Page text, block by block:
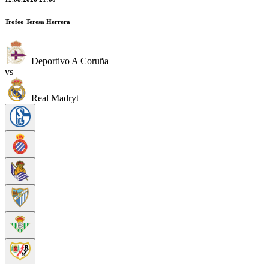
Trofeo Teresa Herrera
Deportivo A Coruña
vs
Real Madryt